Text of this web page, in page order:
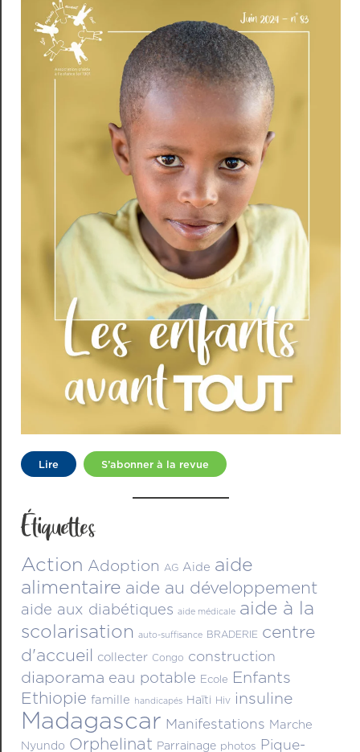
Lire S’abonner à la revue
Étiquettes
Action Adoption AG Aide aide
alimentaire aide au développement
aide aux diabétiques aide médicale aide à la
scolarisation auto-suffisance BRADERIE centre
d'accueil collecter Congo construction
diaporama eau potable Ecole Enfants
Ethiopie famille handicapés Haïti Hiv insuline
Madagascar Manifestations Marche
Nyundo Orphelinat Parrainage photos Pique-